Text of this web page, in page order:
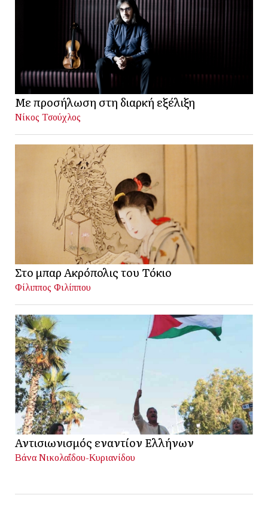
Με προσήλωση στη διαρκή εξέλιξη
Νίκος Τσούχλος
Στο μπαρ Ακρόπολις του Τόκιο
Φίλιππος Φιλίππου
Αντισιωνισμός εναντίον Ελλήνων
Βάνα Νικολαΐδου-Κυριανίδου